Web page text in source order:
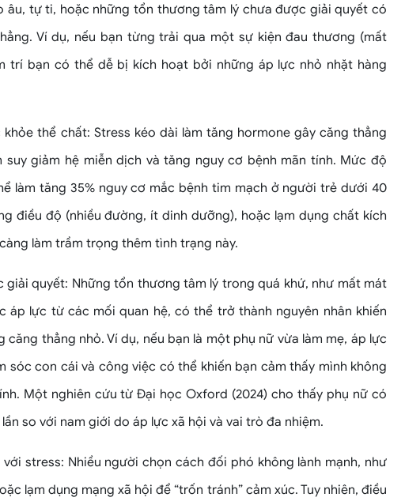
âu, tự ti, hoặc những tổn thương tâm lý chưa được giải quyết có
Ví dụ, nếu bạn từng trải qua một sự kiện đau thương (mất
trí bạn có thể dễ bị kích hoạt bởi những áp lực nhỏ nhặt hàng
thể chất: Stress kéo dài làm tăng hormone gây căng thẳng
giảm hệ miễn dịch và tăng nguy cơ bệnh mãn tính. Mức độ
làm tăng 35% nguy cơ mắc bệnh tim mạch ở người trẻ dưới 40
điều độ (nhiều đường, ít dinh dưỡng), hoặc lạm dụng chất kích
làm trầm trọng thêm tình trạng này.
giải quyết: Những tổn thương tâm lý trong quá khứ, như mất mát
áp lực từ các mối quan hệ, có thể trở thành nguyên nhân khiến
thẳng nhỏ. Ví dụ, nếu bạn là một phụ nữ vừa làm mẹ, áp lực
sóc con cái và công việc có thể khiến bạn cảm thấy mình không
Một nghiên cứu từ Đại học Oxford (2024) cho thấy phụ nữ có
so với nam giới do áp lực xã hội và vai trò đa nhiệm.
stress: Nhiều người chọn cách đối phó không lành mạnh, như
lạm dụng mạng xã hội để “trốn tránh” cảm xúc. Tuy nhiên, điều